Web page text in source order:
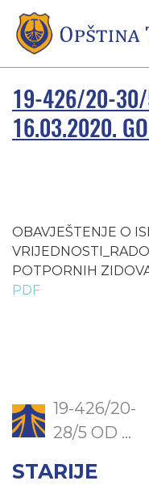
19-426/20-30/
16.03.2020.
OBAVJEŠTENJE O
POTPORNIH
PDF
19-426/20-
28/5 OD ...
STARIJE